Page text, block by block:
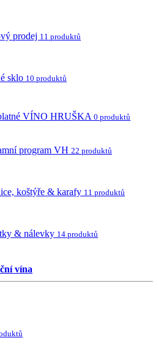
prodej 11 produktů
sklo 10 produktů
VÍNO HRUŠKA 0 produktů
program VH 22 produktů
koštýře & karafy 11 produktů
& nálevky 14 produktů
vína